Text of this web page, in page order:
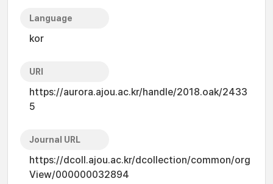
Language
kor
URI
https://aurora.ajou.ac.kr/handle/2018.oak/2433
5
Journal URL
https://dcoll.ajou.ac.kr/dcollection/common/org
View/000000032894